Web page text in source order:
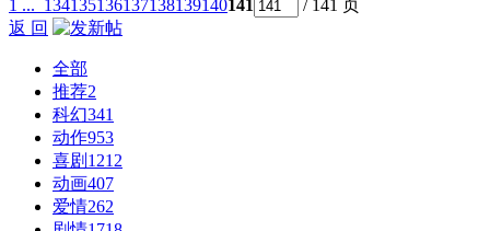
1 ... 134135136137138139140141
/ 141 页
返 回
全部
推荐2
科幻341
动作953
喜剧 1212
动画407
爱情262